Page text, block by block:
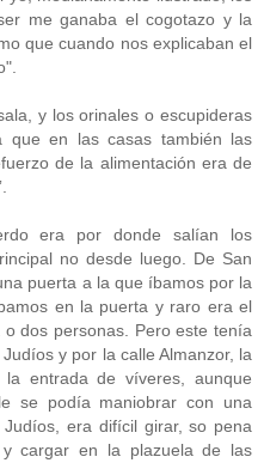
me ganaba el cogotazo y la
que cuando nos explicaban el
y los orinales o escupideras
que en las casas también las
de la alimentación era de
era por donde salían los
no desde luego. De San
puerta a la que íbamos por la
en la puerta y raro era el
dos personas. Pero este tenía
y por la calle Almanzor, la
entrada de víveres, aunque
se podía maniobrar con una
era difícil girar, so pena
cargar en la plazuela de las